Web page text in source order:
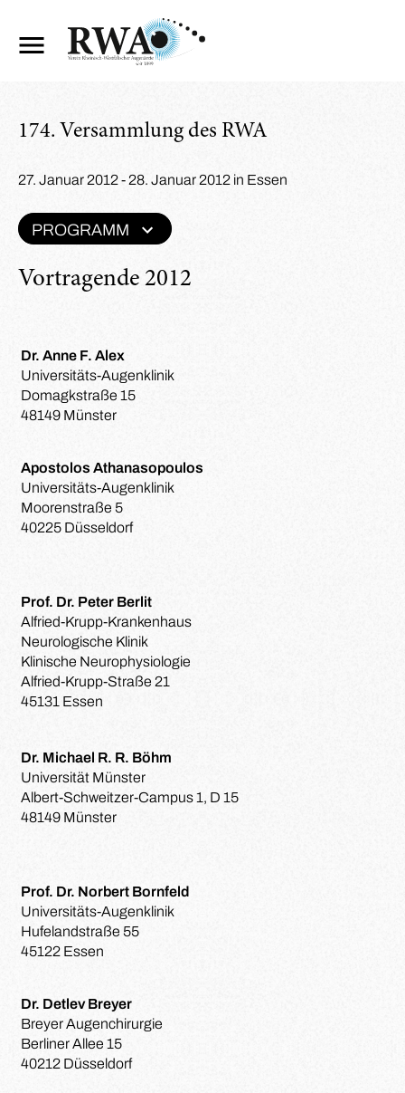
174. Versammlung des RWA
Vortragende 2012
Dr. Anne F. Alex
Universitäts-Augenklinik
Domagkstraße 15
48149 Münster
Apostolos Athanasopoulos
Universitäts-Augenklinik
Moorenstraße 5
40225 Düsseldorf
Prof. Dr. Peter Berlit
Alfried-Krupp-Krankenhaus
Neurologische Klinik
Klinische Neurophysiologie
Alfried-Krupp-Straße 21
45131 Essen
Dr. Michael R. R. Böhm
Universität Münster
Albert-Schweitzer-Campus 1, D 15
48149 Münster
Prof. Dr. Norbert Bornfeld
Universitäts-Augenklinik
Hufelandstraße 55
45122 Essen
Dr. Detlev Breyer
Breyer Augenchirurgie
Berliner Allee 15
40212 Düsseldorf
27. Januar 2012 - 28. Januar 2012 in Essen
PROGRAMM